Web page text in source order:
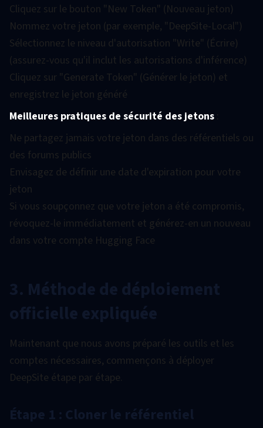
Cliquez sur le bouton "New Token" (Nouveau jeton)
Nommez votre jeton (par exemple, "DeepSite-Local")
Sélectionnez le niveau d'autorisation "Write" (Écrire)
(assurez-vous qu'il inclut les autorisations d'inférence)
Cliquez sur "Generate Token" (Générer le jeton) et
enregistrez le jeton généré
Meilleures pratiques de sécurité des jetons :
Ne partagez jamais votre jeton dans des référentiels ou
des forums publics
Envisagez de définir une date d'expiration pour votre
jeton
Si vous soupçonnez que votre jeton a été compromis,
révoquez-le immédiatement et générez-en un nouveau
dans votre compte Hugging Face
3. Méthode de déploiement
officielle expliquée
Maintenant que nous avons préparé les outils et les
comptes nécessaires, commençons à déployer
DeepSite étape par étape.
Étape 1 : Cloner le référentiel